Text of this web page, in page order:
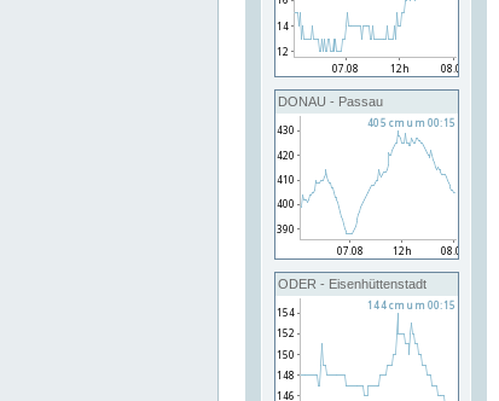
DONAU - Passau
ODER - Eisenhüttenstadt